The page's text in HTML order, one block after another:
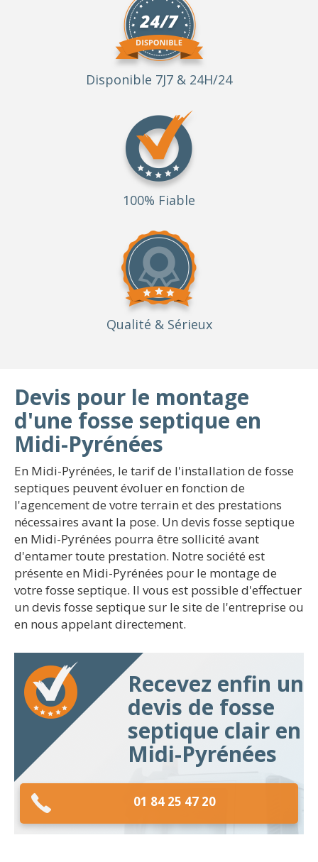
Disponible 7J7 & 24H/24
100% Fiable
Qualité & Sérieux
Devis pour le montage
d'une fosse septique en
Midi-Pyrénées
En Midi-Pyrénées, le tarif de l'installation de fosse
septiques peuvent évoluer en fonction de
l'agencement de votre terrain et des prestations
nécessaires avant la pose. Un devis fosse septique
en Midi-Pyrénées pourra être sollicité avant
d'entamer toute prestation. Notre société est
présente en Midi-Pyrénées pour le montage de
votre fosse septique. Il vous est possible d'effectuer
un devis fosse septique sur le site de l'entreprise ou
en nous appelant directement.
Recevez enfin un
devis de fosse
septique clair en
Midi-Pyrénées
01 84 25 47 20